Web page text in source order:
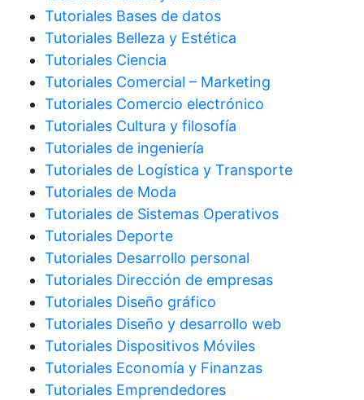
Tutoriales Bases de datos
Tutoriales Belleza y Estética
Tutoriales Ciencia
Tutoriales Comercial – Marketing
Tutoriales Comercio electrónico
Tutoriales Cultura y filosofía
Tutoriales de ingeniería
Tutoriales de Logística y Transporte
Tutoriales de Moda
Tutoriales de Sistemas Operativos
Tutoriales Deporte
Tutoriales Desarrollo personal
Tutoriales Dirección de empresas
Tutoriales Diseño gráfico
Tutoriales Diseño y desarrollo web
Tutoriales Dispositivos Móviles
Tutoriales Economía y Finanzas
Tutoriales Emprendedores